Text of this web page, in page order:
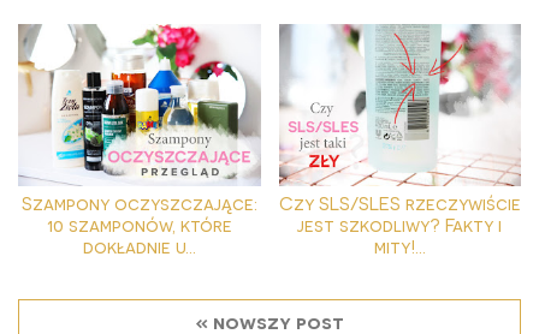
Szampony oczyszczające:
10 szamponów, które
dokładnie u...
Czy SLS/SLES rzeczywiście
jest szkodliwy? Fakty i
mity!...
« nowszy post